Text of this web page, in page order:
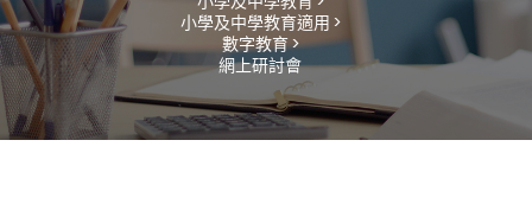
小學及中學教育適用 >
數字教育 >
網上研討會